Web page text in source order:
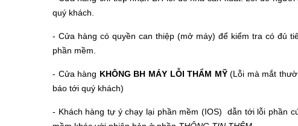
quý khách.
- Cửa hàng có quyền can thiệp (mở máy) để kiểm tra có đủ
phần mềm.
- Cửa hàng KHÔNG BH MÁY LỖI THẨM MỸ(Lỗi mà mắt
báo tới quý khách)
- Khách hàng tự ý chạy lại phần mềm (IOS) dẫn tới lỗi phần